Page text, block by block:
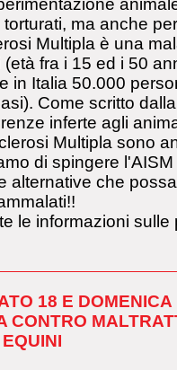
torturati, ma anche
Multipla è una
(età fra i 15 ed i 50
in Italia 50.000
Come scritto
inferte agli
Multipla sono
di spingere
alternative che
le informazioni
18 E
CONTRO